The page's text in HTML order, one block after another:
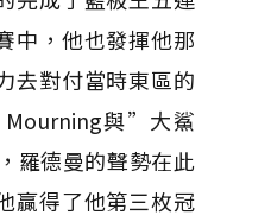
中，他也發揮他那
去對付當時東區的
Mourning與”大鯊
羅德曼的聲勢在此
贏得了他第三枚冠